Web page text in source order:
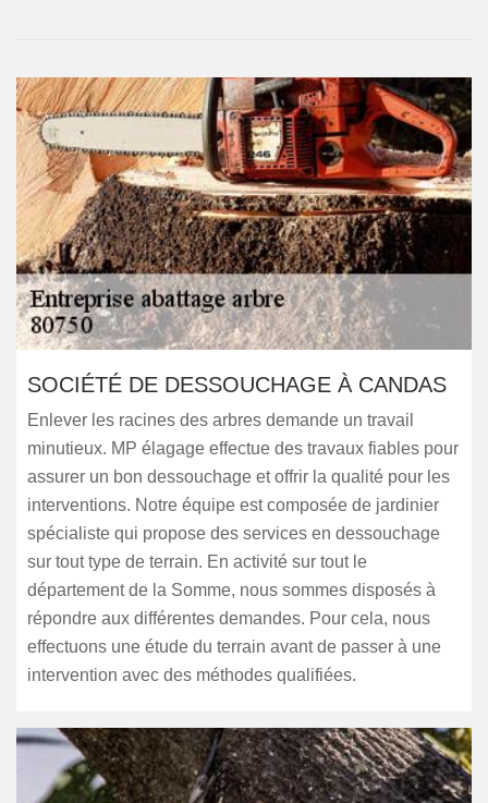
SOCIÉTÉ DE DESSOUCHAGE À CANDAS
Enlever les racines des arbres demande un travail
minutieux. MP élagage effectue des travaux fiables pour
assurer un bon dessouchage et offrir la qualité pour les
interventions. Notre équipe est composée de jardinier
spécialiste qui propose des services en dessouchage
sur tout type de terrain. En activité sur tout le
département de la Somme, nous sommes disposés à
répondre aux différentes demandes. Pour cela, nous
effectuons une étude du terrain avant de passer à une
intervention avec des méthodes qualifiées.